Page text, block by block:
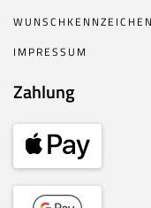
WUNSCHKENNZEICHEN
IMPRESSUM
Zahlung